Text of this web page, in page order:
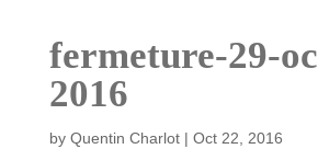
fermeture-29-
2016
by Quentin Charlot| Oct 22, 2016